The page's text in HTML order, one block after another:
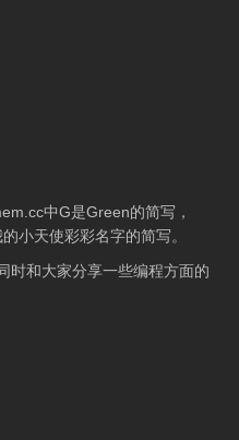
中G是Green的简写，
小天使彩彩名字的简写。
时和大家分享一些编程方面的